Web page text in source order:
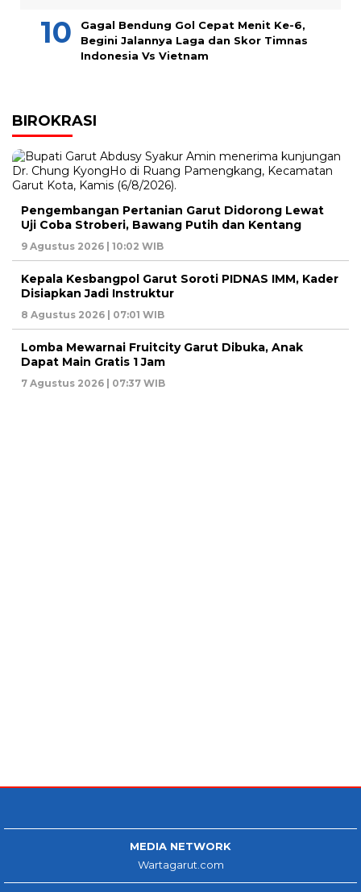
Gagal Bendung Gol Cepat Menit Ke-6,
Begini Jalannya Laga dan Skor Timnas
Indonesia Vs Vietnam
BIROKRASI
Pengembangan Pertanian Garut Didorong Lewat
Uji Coba Stroberi, Bawang Putih dan Kentang
9 Agustus 2026 | 10:02 WIB
Kepala Kesbangpol Garut Soroti PIDNAS IMM, Kader
Disiapkan Jadi Instruktur
8 Agustus 2026 | 07:01 WIB
Lomba Mewarnai Fruitcity Garut Dibuka, Anak
Dapat Main Gratis 1 Jam
7 Agustus 2026 | 07:37 WIB
MEDIA NETWORK
Wartagarut.com